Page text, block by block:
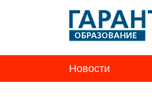
Новости